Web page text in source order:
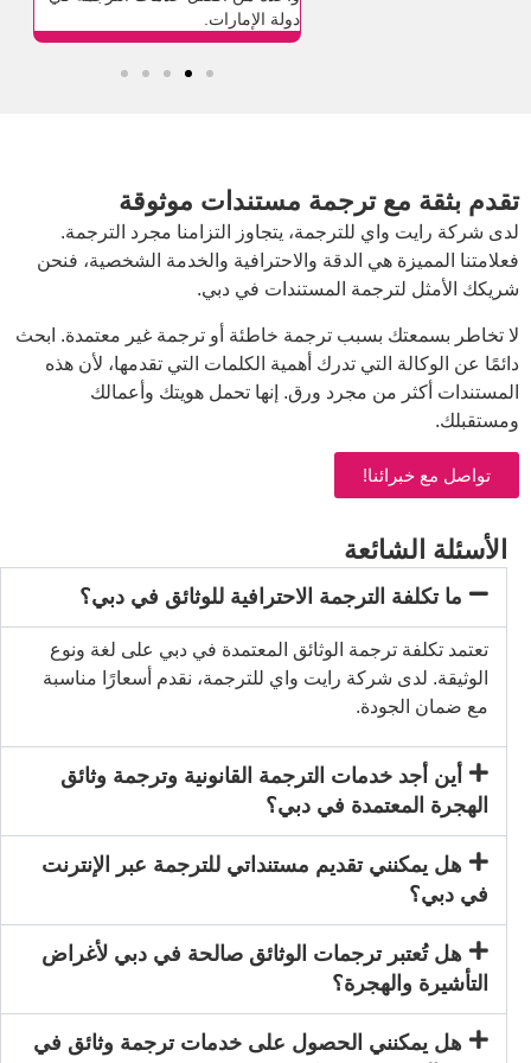
ترجمة مستندات موثوقة
للترجمة، يتجاوز التزامنا مجرد الترجمة.
هي الدقة والاحترافية والخدمة الشخصية، فنحن
المستندات في دبي.
بسبب ترجمة خاطئة أو ترجمة غير معتمدة. ابحث
تدرك أهمية الكلمات التي تقدمها، لأن هذه
مجرد ورق. إنها تحمل هويتك وأعمالك
الترجمة الاحترافية للوثائق في دبي؟
الوثائق المعتمدة في دبي على لغة ونوع
شركة رايت واي للترجمة، نقدم أسعارًا مناسبة
الترجمة القانونية وترجمة وثائق
في دبي؟
تقديم مستنداتي للترجمة عبر الإنترنت
ترجمات الوثائق صالحة في دبي لأغراض
الحصول على خدمات ترجمة وثائق في